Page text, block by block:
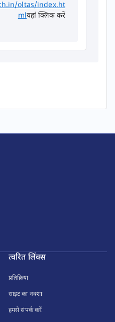
oltas/index.ht
mlयहां क्लिक करें
त्वरित लिंक्स
प्रतिक्रिया
साइट का नक्शा
हमसे संपर्क करें